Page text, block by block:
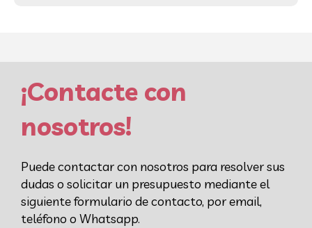
¡Contacte con
nosotros!
Puede contactar con nosotros para resolver sus
dudas o solicitar un presupuesto mediante el
siguiente formulario de contacto, por email,
teléfono o Whatsapp.